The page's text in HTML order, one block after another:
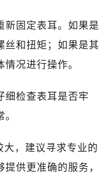
新固定表耳。如果是
丝和扭矩；如果是其
况进行操作。
细检查表耳是否牢
，建议寻求专业的
供更准确的服务，